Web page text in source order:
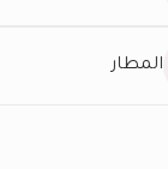
المطار